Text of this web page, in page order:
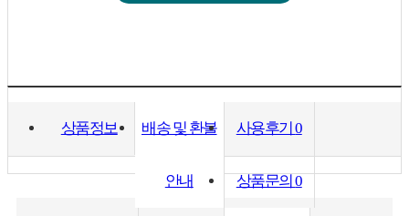
상품정보 배송 및 환불
안내
사용후기0
상품문의0